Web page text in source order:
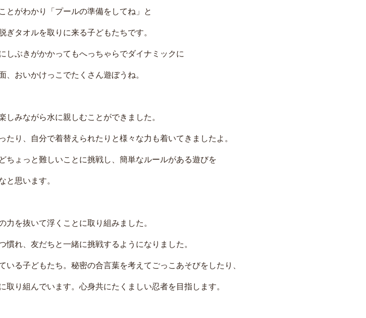
とがわかり「プールの準備をしてね」と
ぎタオルを取りに来る子どもたちです。
しぶきがかかってもへっちゃらでダイナミックに
、おいかけっこでたくさん遊ぼうね。
しみながら水に親しむことができました。
たり、自分で着替えられたりと様々な力も着いてきましたよ。
ちょっと難しいことに挑戦し、簡単なルールがある遊びを
と思います。
力を抜いて浮くことに取り組みました。
慣れ、友だちと一緒に挑戦するようになりました。
いる子どもたち。秘密の合言葉を考えてごっこあそびをしたり、
取り組んでいます。心身共にたくましい忍者を目指します。